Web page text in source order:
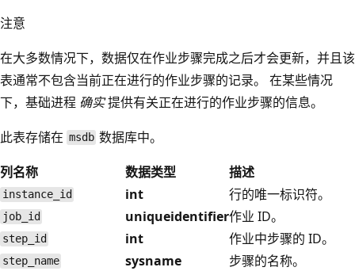
注意
在大多数情况下，数据仅在作业步骤完成之后才会更新，并且该
表通常不包含当前正在进行的作业步骤的记录。 在某些情况
下，基础进程 确实提供有关正在进行的作业步骤的信息。
此表存储在 msdb 数据库中。
列名称
数据类型 描述
instance_id int 行的唯一标识符。
job_id uniqueidentifier作业 ID。
step_id int 作业中步骤的 ID。
step_name sysname 步骤的名称。